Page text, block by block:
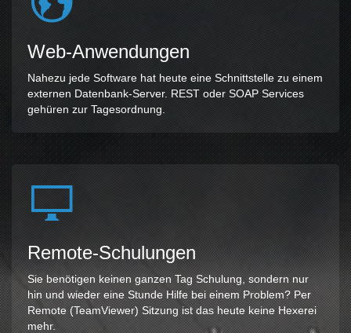
Web-Anwendungen
Nahezu jede Software hat heute eine Schnittstelle zu einem
externen Datenbank-Server. REST oder SOAP Services
gehüren zur Tagesordnung.
Remote-Schulungen
Sie benötigen keinen ganzen Tag Schulung, sondern nur
hin und wieder eine Stunde Hilfe bei einem Problem? Per
Remote (TeamViewer) Sitzung ist das heute keine Hexerei
mehr.